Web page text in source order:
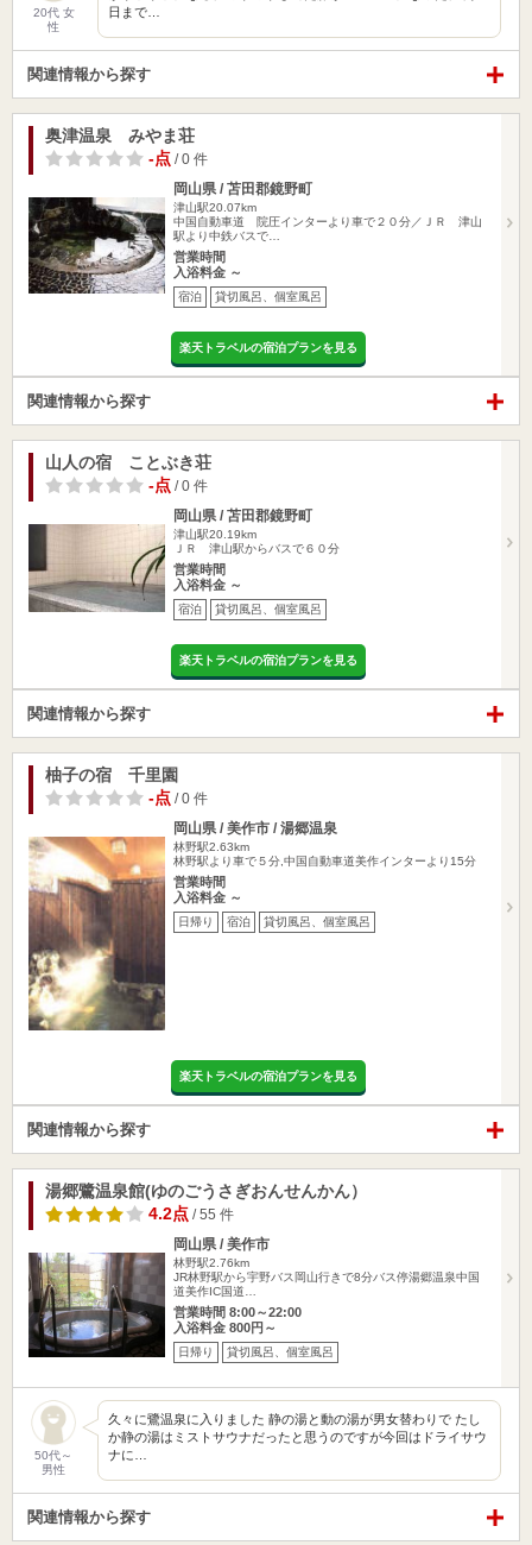
20代 女
性
日まで…
関連情報から探す
奥津温泉 みやま荘
-点 / 0 件
岡山県 / 苫田郡鏡野町
津山駅20.07km
中国自動車道 院圧インターより車で２０分／ＪＲ 津山
駅より中鉄バスで…
営業時間
入浴料金 ～
宿泊 貸切風呂、個室風呂
楽天トラベルの宿泊プランを見る
関連情報から探す
山人の宿 ことぶき荘
-点 / 0 件
岡山県 / 苫田郡鏡野町
津山駅20.19km
ＪＲ 津山駅からバスで６０分
営業時間
入浴料金 ～
宿泊 貸切風呂、個室風呂
楽天トラベルの宿泊プランを見る
関連情報から探す
柚子の宿 千里園
-点 / 0 件
岡山県 / 美作市 / 湯郷温泉
林野駅2.63km
林野駅より車で５分,中国自動車道美作インターより15分
営業時間
入浴料金 ～
日帰り 宿泊 貸切風呂、個室風呂
楽天トラベルの宿泊プランを見る
関連情報から探す
湯郷鷺温泉館(ゆのごうさぎおんせんかん）
4.2点 / 55 件
岡山県 / 美作市
林野駅2.76km
JR林野駅から宇野バス岡山行きで8分バス停湯郷温泉中国
道美作IC国道…
営業時間 8:00～22:00
入浴料金 800円～
日帰り 貸切風呂、個室風呂
50代～
男性
久々に鷺温泉に入りました 静の湯と動の湯が男女替わりで たし
か静の湯はミストサウナだったと思うのですが今回はドライサウ
ナに…
関連情報から探す